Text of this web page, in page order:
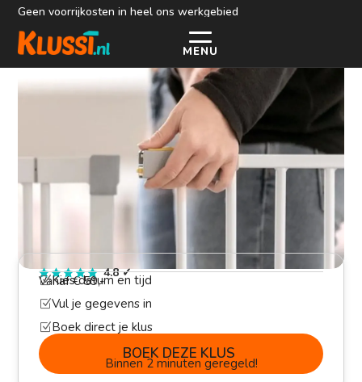
Geen voorrijkosten in heel ons werkgebied
MENU
Home > Klusjesman > Traphekje laten plaatsen
Traphekje laten plaatsen
Vanaf € 59,-
4.8✓
ZKies datum en tijd
ZVul je gegevens in
ZBoek direct je klus
BOEK DEZE KLUS
Binnen 2 minuten geregeld!